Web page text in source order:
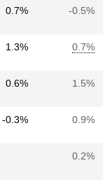
0.7% -0.5%
1.3% 0.7%
0.6% 1.5%
-0.3% 0.9%
0.2%